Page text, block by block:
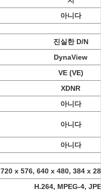
아니다
진실한 D/N
DynaView
VE (VE)
XDNR
아니다
아니다
아니다
720 x 576, 640 x 480, 384 x
H.264, MPEG-4,